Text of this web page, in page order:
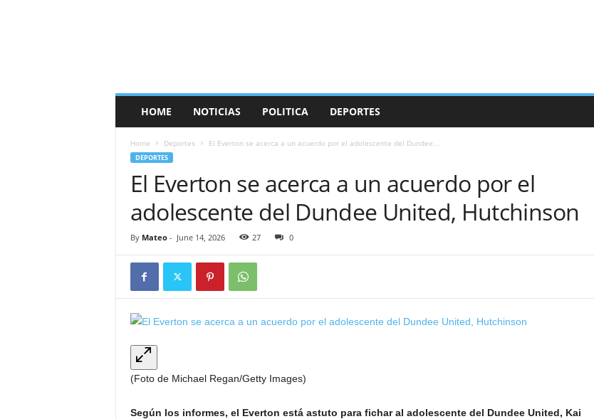
HOME NOTICIAS POLITICA DEPORTES
Home Deportes El Everton se acerca a un acuerdo por el adolescente del Dundee...
DEPORTES
El Everton se acerca a un acuerdo por el
adolescente del Dundee United, Hutchinson
By Mateo- June 14, 2026 27 0
(Foto de Michael Regan/Getty Images)
Según los informes, el Everton está astuto para fichar al adolescente del Dundee United, Kai